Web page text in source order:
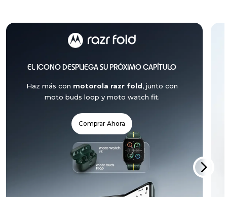
Un asunto cósmico, con
Crystals by Swarovski
Presentamos las últimas incorporaciones a la Brilliant
plus , con Crystals by Swarovski ® y Sound by Bose
EL ICONO DESPLIEGA SU PRÓXIMO CAPÍTULO
Haz más con motorola razr fold, junto con
moto buds loop y moto watch fit.
Comprar Ahora